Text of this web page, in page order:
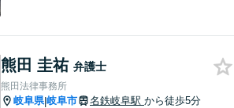
弁護士という垣根を超えて、
良きパートナーとして貢献し
ます。【会社勤務経験あり】
熊田 圭祐 弁護士
熊田法律事務所
岐阜県|岐阜市 名鉄岐阜駅 から徒歩5分